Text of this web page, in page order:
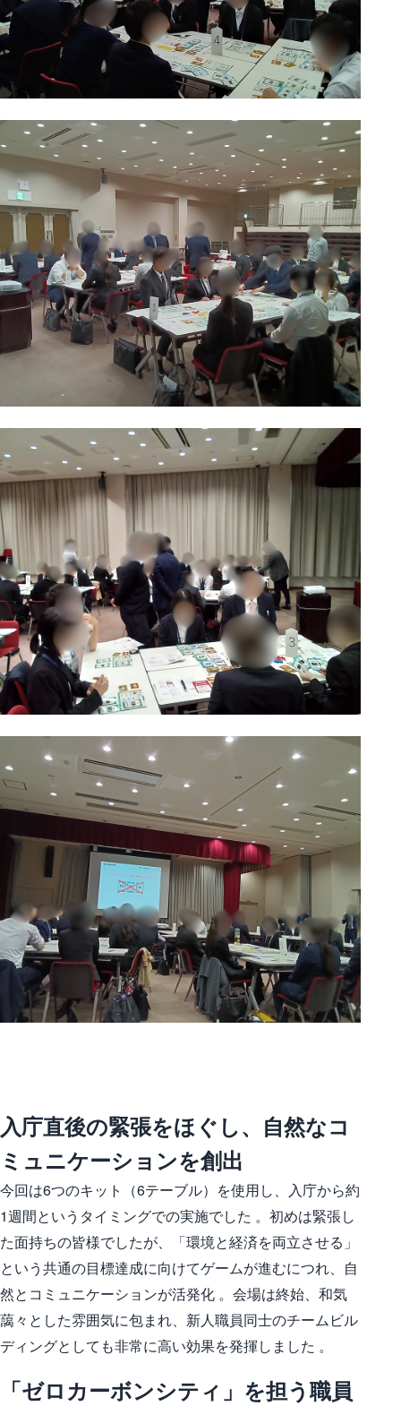
入庁直後の緊張をほぐし、自然なコ
ミュニケーションを創出
今回は6つのキット（6テーブル）を使用し、入庁から約
1週間というタイミングでの実施でした 。初めは緊張し
た面持ちの皆様でしたが、「環境と経済を両立させる」
という共通の目標達成に向けてゲームが進むにつれ、自
然とコミュニケーションが活発化 。会場は終始、和気
藹々とした雰囲気に包まれ、新人職員同士のチームビル
ディングとしても非常に高い効果を発揮しました 。
「ゼロカーボンシティ」を担う職員